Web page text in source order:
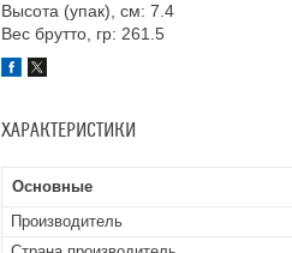
Высота (упак), см: 7.4
Вес брутто, гр: 261.5
ХАРАКТЕРИСТИКИ
Основные
Производитель